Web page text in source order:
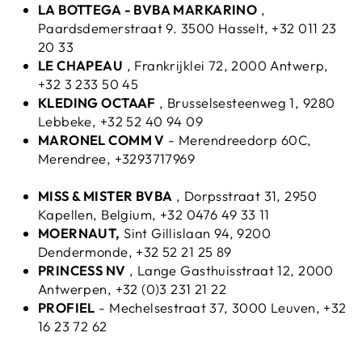
LA BOTTEGA - BVBA MARKARINO ,
Paardsdemerstraat 9. 3500 Hasselt, +32 011 23
20 33
LE CHAPEAU , Frankrijklei 72, 2000 Antwerp,
+32 3 233 50 45
KLEDING OCTAAF , Brusselsesteenweg 1, 9280
Lebbeke, +32 52 40 94 09
MARONEL COMM V - Merendreedorp 60C,
Merendree, +3293717969
MISS & MISTER BVBA , Dorpsstraat 31, 2950
Kapellen, Belgium, +32 0476 49 33 11
MOERNAUT, Sint Gillislaan 94, 9200
Dendermonde, +32 52 21 25 89
PRINCESS NV , Lange Gasthuisstraat 12, 2000
Antwerpen, +32 (0)3 231 21 22
PROFIEL - Mechelsestraat 37, 3000 Leuven, +32
16 23 72 62